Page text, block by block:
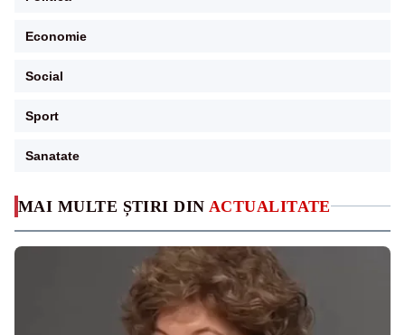
MAI MULTE ȘTIRI DIN ACTUALITATE
Economie
Social
Sport
Sanatate